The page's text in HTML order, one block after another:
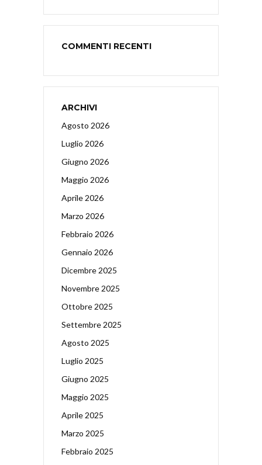
COMMENTI RECENTI
ARCHIVI
Agosto 2026
Luglio 2026
Giugno 2026
Maggio 2026
Aprile 2026
Marzo 2026
Febbraio 2026
Gennaio 2026
Dicembre 2025
Novembre 2025
Ottobre 2025
Settembre 2025
Agosto 2025
Luglio 2025
Giugno 2025
Maggio 2025
Aprile 2025
Marzo 2025
Febbraio 2025